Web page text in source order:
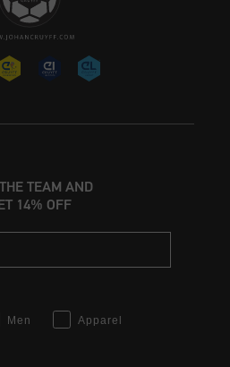
TEAM AND
14% OFF
Men
Apparel